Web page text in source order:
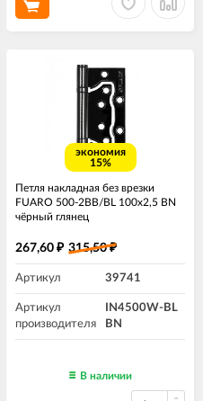
экономия
15%
Петля накладная без врезки
FUARO 500-2BB/BL 100x2,5 BN
чёрный глянец
267,60 ₽ 315,50₽
Артикул 39741
Артикул
производителя
IN4500W-BL
BN
В наличии